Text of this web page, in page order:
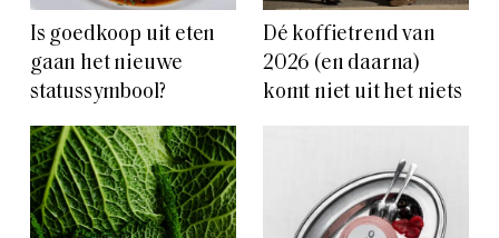
Is goedkoop uit eten
gaan het nieuwe
statussymbool?
Dé koffietrend van
2026 (en daarna)
komt niet uit het niets